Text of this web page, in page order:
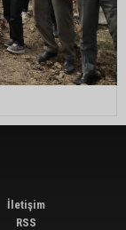
İletişim
RSS